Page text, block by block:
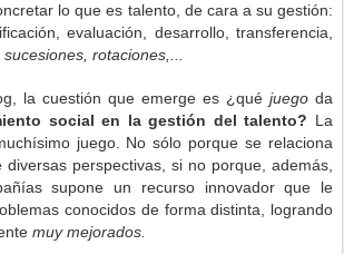
lo que es talento, de cara a su gestión:
evaluación, desarrollo, transferencia,
rotaciones,...
la cuestión que emerge es ¿qué juego da
social en la gestión del talento? La
juego. No sólo porque se relaciona
perspectivas, si no porque, además,
supone un recurso innovador que le
conocidos de forma distinta, logrando
muy mejorados.